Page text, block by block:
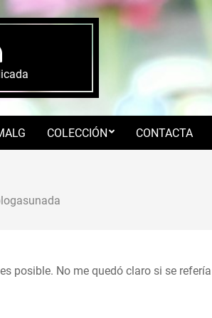
COLECCIÓN CONTACTA
posible. No me quedó claro si se refería